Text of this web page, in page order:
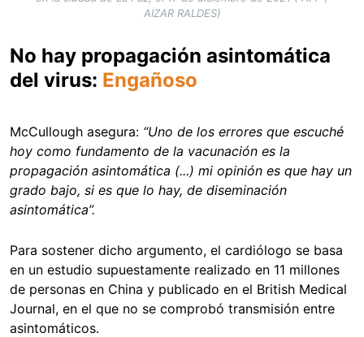
AIZAR RALDES)
No hay propagación asintomática
del virus: Engañoso
McCullough asegura: “Uno de los errores que escuché
hoy como fundamento de la vacunación es la
propagación asintomática (...) mi opinión es que hay un
grado bajo, si es que lo hay, de diseminación
asintomática”.
Para sostener dicho argumento, el cardiólogo se basa
en un estudio supuestamente realizado en 11 millones
de personas en China y publicado en el British Medical
Journal, en el que no se comprobó transmisión entre
asintomáticos.